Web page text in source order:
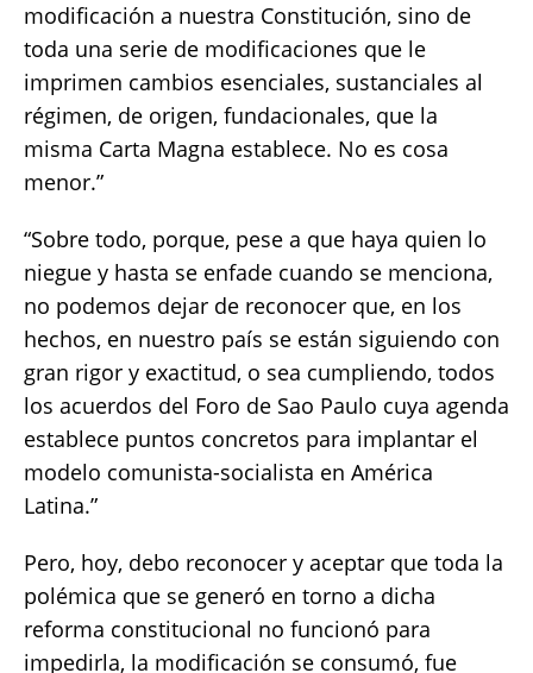
modificación a nuestra Constitución, sino de
toda una serie de modificaciones que le
imprimen cambios esenciales, sustanciales al
régimen, de origen, fundacionales, que la
misma Carta Magna establece. No es cosa
menor.”
“Sobre todo, porque, pese a que haya quien lo
niegue y hasta se enfade cuando se menciona,
no podemos dejar de reconocer que, en los
hechos, en nuestro país se están siguiendo con
gran rigor y exactitud, o sea cumpliendo, todos
los acuerdos del Foro de Sao Paulo cuya agenda
establece puntos concretos para implantar el
modelo comunista-socialista en América
Latina.”
Pero, hoy, debo reconocer y aceptar que toda la
polémica que se generó en torno a dicha
reforma constitucional no funcionó para
impedirla, la modificación se consumó, fue